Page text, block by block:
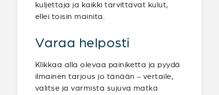
kuljettaja ja kaikki tarvittavat kulut,
ellei toisin mainita.
Varaa helposti
Klikkaa alla olevaa painiketta ja pyydä
ilmainen tarjous jo tänään – vertaile,
valitse ja varmista sujuva matka